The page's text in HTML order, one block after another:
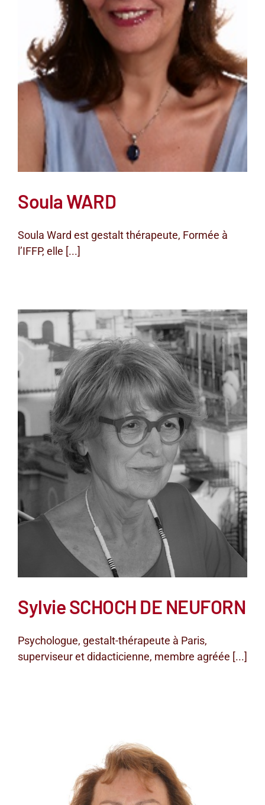
Soula WARD
Soula Ward est gestalt thérapeute, Formée à
l’IFFP, elle [...]
Sylvie SCHOCH DE NEUFORN
Psychologue, gestalt-thérapeute à Paris,
superviseur et didacticienne, membre agréée [...]